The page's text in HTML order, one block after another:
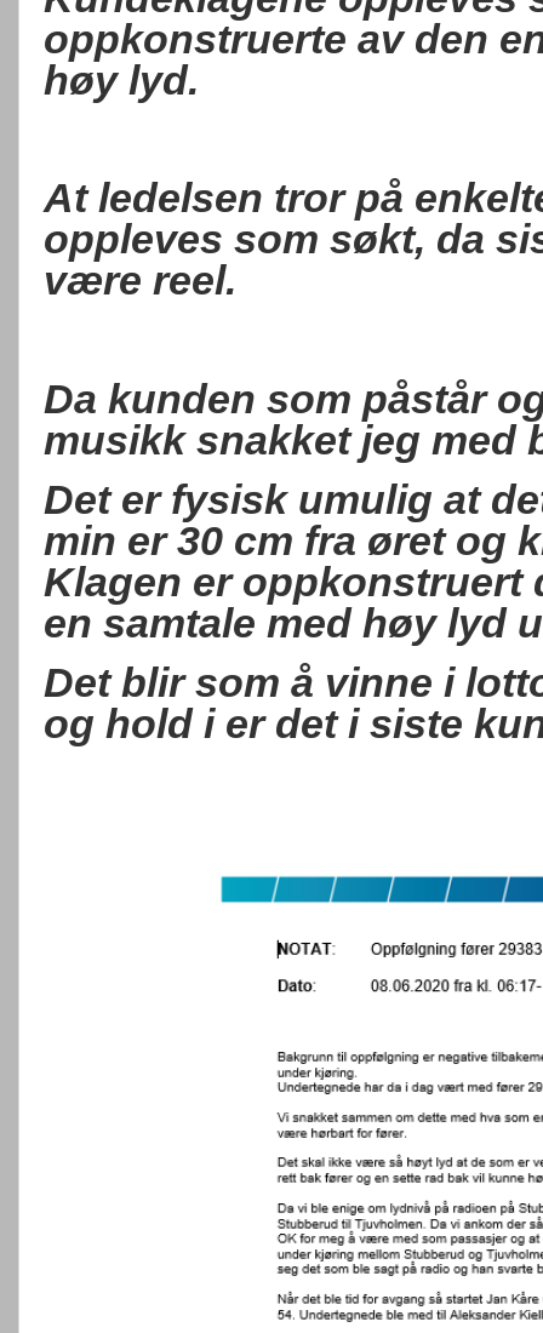
oppkonstruerte av den
høy lyd.
At ledelsen tror på
oppleves som søkt, da
være reel.
Da kunden som påstår
musikk snakket jeg med
Det er fysisk umulig at
min er 30 cm fra øret og
Klagen er oppkonstruert
en samtale med høy lyd
Det blir som å vinne i
og hold i er det i siste